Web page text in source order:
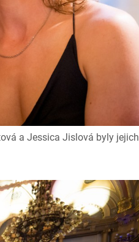
a Jessica Jislová byly jejich